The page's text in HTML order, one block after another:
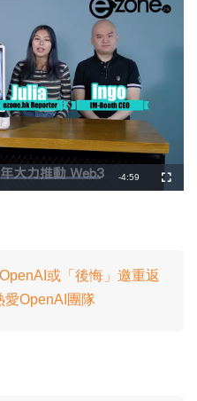
剩
-4:59
全
螢
或「後悔」邀重返
愛OpenAI團隊